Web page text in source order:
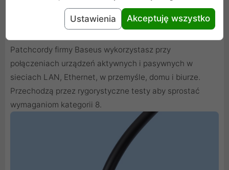
Zastosowanie
Patchcordy firmy Baseus wykorzystasz przy
połączeniach urządzeń aktywnych i pasywnych w
sieciach LAN, Ethernet, w przemyśle, domu i biurze.
Przechodzą przez rygorystyczne testy aby sprostać
wymaganiom kategorii 8.
Ustawienia Akceptuję wszystko